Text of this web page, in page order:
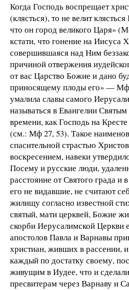
Когда Господь воспрещает
(клясться), то не велит
что он город великого Царя»
кстати, что гонение на Иисуса
совершившаяся над Ним
причиной отвержения
от вас Царство Божие и дано
приносящему плоды его» — Мф
умалила славы самого
называться в Евангелии
времени, как Господь на
(см.: Мф 27, 53). Такое
спасительной страстью
воскресением, навеки
Посему и русские люди,
расстояние от Святого града и
его не видавшие, не считают
жилищу согласно известной
святый, мати церквей, Божие
скорби Иерусалимской Церкви
апостолов Павла и Варнавы
христиан, живших в рассении,
каждый по достатку своему,
живущим в Иудее, что и
пресвитерам через Варнаву и